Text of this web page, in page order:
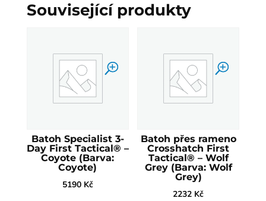
Související produkty
Batoh Specialist 3-
Day First Tactical® –
Coyote (Barva:
Coyote)
5190 Kč
Batoh přes rameno
Crosshatch First
Tactical® – Wolf
Grey (Barva: Wolf
Grey)
2232 Kč